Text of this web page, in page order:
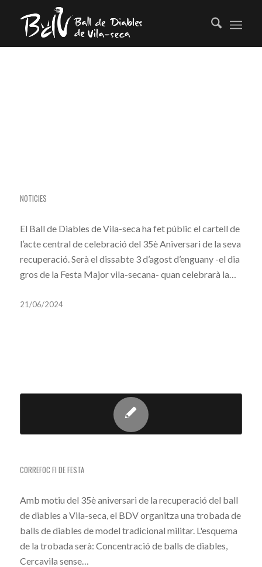
NOTICIES
El Ball de Diables de Vila-seca ha fet públic el cartell de
l’acte central de celebració del 35è Aniversari de la seva
recuperació. Serà el dissabte 3 d’agost d’enguany -el dia
gros de la Festa Major vila-secana- quan celebrarà la…
21/06/2024
CORREFOC FI DE FESTA
Amb motiu del 35è aniversari de la recuperació del ball
de diables a Vila-seca, el BDV organitza una trobada de
balls de diables de model tradicional militar. L'esquema
de la trobada serà: Concentració de balls de diables,
Cercavila sense…